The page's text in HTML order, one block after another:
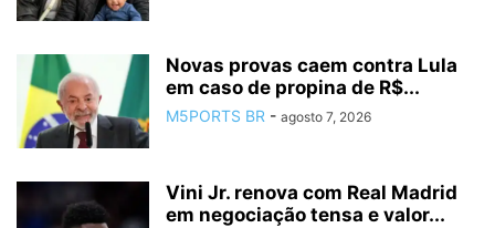
Novas provas caem contra Lula
em caso de propina de R$...
M5PORTS BR - agosto 7, 2026
Vini Jr. renova com Real Madrid
em negociação tensa e valor...